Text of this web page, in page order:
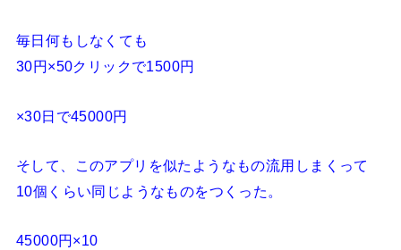
毎日何もしなくても
30円×50クリックで1500円
×30日で45000円
そして、このアプリを似たようなもの流用しまくって
10個くらい同じようなものをつくった。
45000円×10